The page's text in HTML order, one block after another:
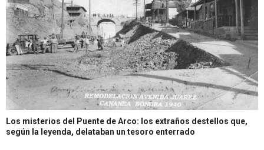
Los misterios del Puente de Arco: los extraños destellos que,
según la leyenda, delataban un tesoro enterrado